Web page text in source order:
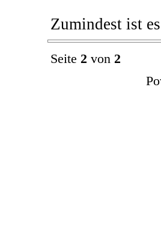
Zumindest ist
Seite 2 von 2